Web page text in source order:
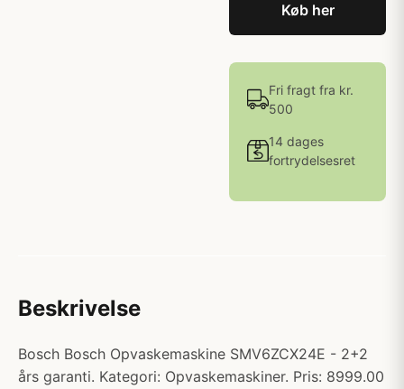
Køb her
Fri fragt fra kr.
500
14 dages
fortrydelsesret
Beskrivelse
Bosch Bosch Opvaskemaskine SMV6ZCX24E - 2+2
års garanti. Kategori: Opvaskemaskiner. Pris: 8999.00